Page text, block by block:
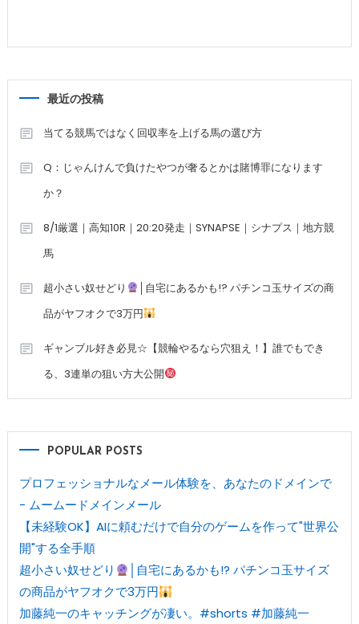
最近の投稿
当てる競馬ではなく回収率を上げる馬の選び方
Q：じゃんけんで負けたやつが奢るとかは賭博罪になります
か？
8/1厳選｜高知10R｜20:20発走｜SYNAPSE｜シナプス｜地方競
馬
超小さい奴せどり
│自宅にあるかも!? パチンコ玉サイズの商
品がヤフオクで3万円
ギャンブル好き必見☆【競輪やるなら穴狙え！】誰でもでき
る、3連単の狙い方大公開
POPULAR POSTS
プロフェッショナルなメール体験を、あなたのドメインで
- ムームードメインメール
【未経験OK】AIに頼むだけで自分のゲームを作って"世界公
開"する全手順
超小さい奴せどり
│自宅にあるかも!? パチンコ玉サイズ
の商品がヤフオクで3万円
加藤純一のキャッチングが凄い。#shorts #加藤純一